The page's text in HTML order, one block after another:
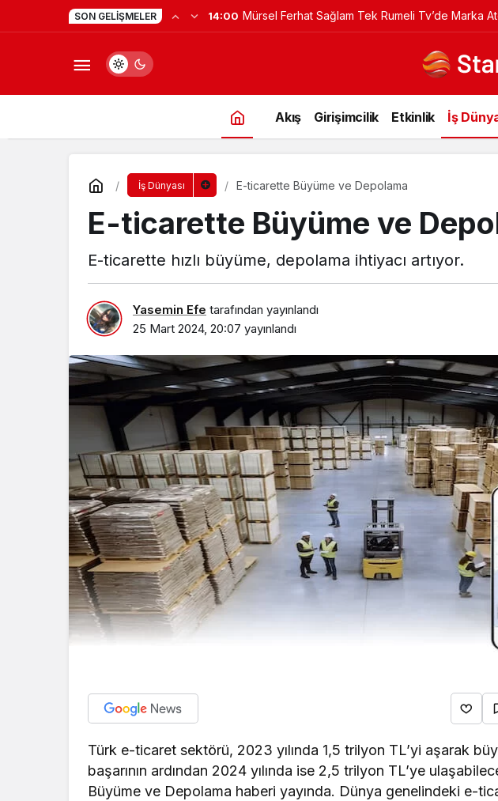
SON GELIŞMELER 0:23 Yapay Zekaya Hangi Veriyi Veriyorsun? Asıl Risk
Akış Girişimcilik Etkinlik İş
İş Dünyası E-ticarette Büyüme ve Depolama
E-ticarette Büyüme ve
E-ticarette hızlı büyüme, depolama ihtiyacı artıyor.
Yasemin Efe tarafından yayınlandı
25 Mart 2024, 20:07 yayınlandı
Türk e-ticaret sektörü, 2023 yılında 1,5 trilyon TL’yi aşarak
başarının ardından 2024 yılında ise 2,5 trilyon TL’ye
Büyüme ve Depolama haberi yayında. Dünya genelindeki e-